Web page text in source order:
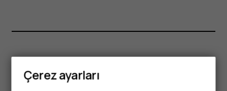
Çerez ayarları